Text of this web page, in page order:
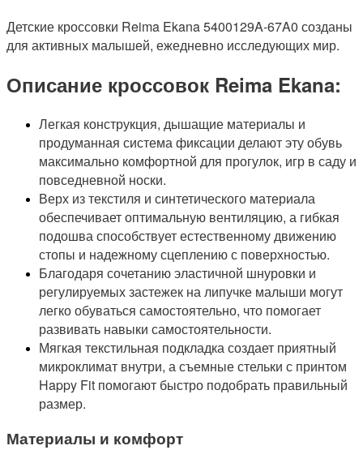
Детские кроссовки Reima Ekana 5400129A-67A0 созданы
для активных малышей, ежедневно исследующих мир.
Описание кроссовок Reima Ekana:
Легкая конструкция, дышащие материалы и
продуманная система фиксации делают эту обувь
максимально комфортной для прогулок, игр в саду и
повседневной носки.
Верх из текстиля и синтетического материала
обеспечивает оптимальную вентиляцию, а гибкая
подошва способствует естественному движению
стопы и надежному сцеплению с поверхностью.
Благодаря сочетанию эластичной шнуровки и
регулируемых застежек на липучке малыши могут
легко обуваться самостоятельно, что помогает
развивать навыки самостоятельности.
Мягкая текстильная подкладка создает приятный
микроклимат внутри, а съемные стельки с принтом
Happy Fit помогают быстро подобрать правильный
размер.
Материалы и комфорт